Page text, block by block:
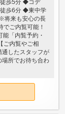
歩5分 ◆コデ
歩6分 ◆東中学
将来も安心の長
ご内覧可能！
「内覧予約・
ご内覧やご相
したスタッフが
所でお待ち合わ